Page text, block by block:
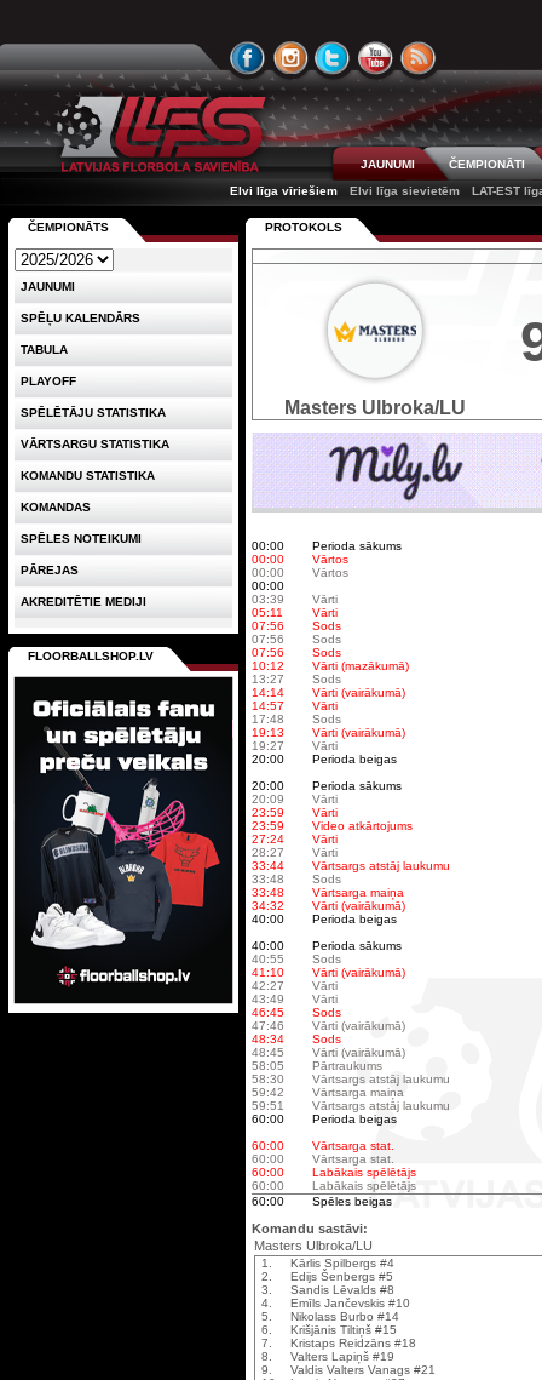
JAUNUMI
ČEMPIONĀTI
Elvi līga vīriešiem
Elvi līga sievietēm LAT-EST
PROTOKOLS
Masters Ulbroka/LU
00:00
Perioda sākums
00:00
Vārtos
00:00
Vārtos
00:00
03:39
Vārti
05:11
Vārti
07:56
Sods
07:56
Sods
07:56
Sods
10:12
Vārti (mazākumā)
13:27
Sods
14:14
Vārti (vairākumā)
14:57
Vārti
17:48
Sods
19:13
Vārti (vairākumā)
19:27
Vārti
20:00
Perioda beigas
20:00
Perioda sākums
20:09
Vārti
23:59
Vārti
23:59
Video atkārtojums
27:24
Vārti
28:27
Vārti
33:44
Vārtsargs atstāj laukumu
33:48
Sods
33:48
Vārtsarga maiņa
34:32
Vārti (vairākumā)
40:00
Perioda beigas
40:00
Perioda sākums
40:55
Sods
41:10
Vārti (vairākumā)
42:27
Vārti
43:49
Vārti
46:45
Sods
47:46
Vārti (vairākumā)
48:34
Sods
48:45
Vārti (vairākumā)
58:05
Pārtraukums
58:30
Vārtsargs atstāj laukumu
59:42
Vārtsarga maiņa
59:51
Vārtsargs atstāj laukumu
60:00
Perioda beigas
60:00
Vārtsarga stat.
60:00
Vārtsarga stat.
60:00
Labākais spēlētājs
60:00
Labākais spēlētājs
60:00
Spēles beigas
Komandu sastāvi:
Masters Ulbroka/LU
1.
Kārlis Spilbergs #4
2.
Edijs Šenbergs #5
3.
Sandis Lēvalds #8
4.
Emīls Jančevskis #10
5.
Nikolass Burbo #14
6.
Krišjānis Tiltiņš #15
7.
Kristaps Reidzāns #18
8.
Valters Lapiņš #19
9.
Valdis Valters Vanags #21
ČEMPIONĀTS
JAUNUMI
SPĒĻU KALENDĀRS
TABULA
PLAYOFF
SPĒLĒTĀJU STATISTIKA
VĀRTSARGU STATISTIKA
KOMANDU STATISTIKA
KOMANDAS
SPĒLES NOTEIKUMI
PĀREJAS
AKREDITĒTIE MEDIJI
FLOORBALLSHOP.LV